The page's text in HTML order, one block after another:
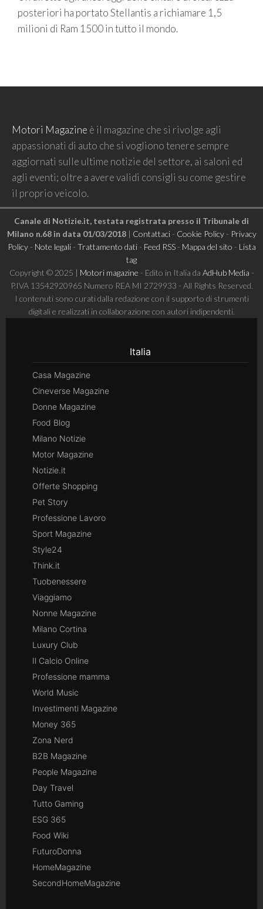
posteriori ha portato Stellantis a richiamare 1,5
milioni di Ram 1500 in tutto il mondo.
Motori Magazine è il magazine che si rivolge agli
appassionati di auto che si vogliono tenere sempre
aggiornati sulle ultime notizie del settore, ai saloni ed
agli eventi; oltre a avere validi consigli su come gestire
il proprio veicolo.
Canale di Notizie.it, testata registrata presso il Tribunale di
Milano n.68 in data 01/03/2018| Contattaci- Cookie Policy- Privacy
Policy- Note legali- Trattamento dati- Feed RSS- Mappa del sito - Lista
tag
Copyright © 2025 | Motori magazine - Edito in Italia da AdHub Media -
P.IVA 13542920965 Numero REA MI 2729933 - All Rights Reserved.
I contenuti sono curati dalla redazione con il supporto di strumenti
digitali e realizzati in collaborazione con autori indipendenti.
Italia
Casa Magazine
Cineverse Magazine
Donne Magazine
Food Blog
Milano Notizie
Motor Magazine
Notizie.it
Offerte Shopping
Pet Story
Professione Lavoro
Sport Magazine
Style24
Think.it
Tuobenessere
Viaggiamo
Nonne Magazine
Milano Cortina
Luxury Club
Il Calcio Online
Professione mamma
World Music
Investimenti Magazine
Money 365
Zona Nerd
B2B Magazine
People Magazine
Day Travel
Tutto Gaming
ESG 365
Food Wiki
FuturoDonna
HomeMagazine
SecondHomeMagazine